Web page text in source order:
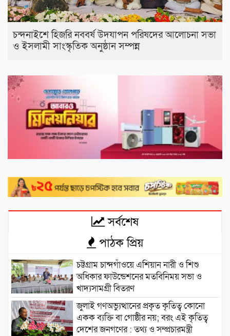
চন্দনাইশে হিজরি নববর্ষ উদযাপন পরিষদের আলোচনা সভা
ও ইসলামী সাংস্কৃতিক অনুষ্ঠান সম্পন্ন
সর্বশেষ
পাঠক প্রিয়
চট্টগ্রাম চান্দগাঁওয়ে এশিয়ান নারী ও শিশু
অধিকার ফাউন্ডেশনের মতবিনিময় সভা ও
খাদ্যসামগ্রী বিতরণ
জুলাই গণঅভ্যুত্থানের প্রকৃত কৃতিত্ব কোনো
একক ব্যক্তি বা গোষ্ঠীর নয়; বরং এই কৃতিত্ব
দেশের জনগণের : তথ্য ও সম্প্রচারমন্ত্রী